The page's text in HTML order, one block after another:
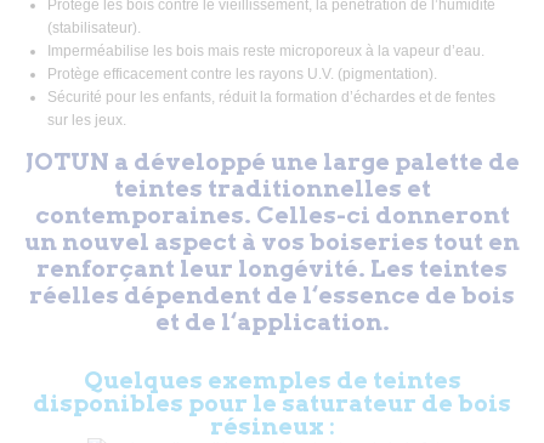
Protège les bois contre le vieillissement, la pénétration de l’humidité
(stabilisateur).
Imperméabilise les bois mais reste microporeux à la vapeur d’eau.
Protège efficacement contre les rayons U.V. (pigmentation).
Sécurité pour les enfants, réduit la formation d’échardes et de fentes
sur les jeux.
JOTUN a développé une large palette de
teintes traditionnelles et
contemporaines. Celles-ci donneront
un nouvel aspect à vos boiseries tout en
renforçant leur longévité. Les teintes
réelles dépendent de l‘essence de bois
et de l‘application.
Quelques exemples de teintes
disponibles pour le saturateur de bois
résineux :